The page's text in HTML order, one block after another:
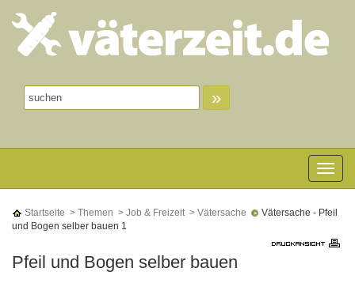
»
Toggle
Startseite > Themen > Job & Freizeit > Vätersache
Vätersache - Pfeil
und Bogen selber bauen 1
Pfeil und Bogen selber bauen